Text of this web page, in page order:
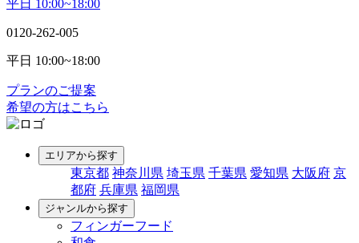
平日 10:00~18:00
0120-262-005
平日 10:00~18:00
プランのご提案
希望の方はこちら
エリアから探す
東京都 神奈川県 埼玉県 千葉県 愛知県 大阪府 京
都府 兵庫県 福岡県
ジャンルから探す
フィンガーフード